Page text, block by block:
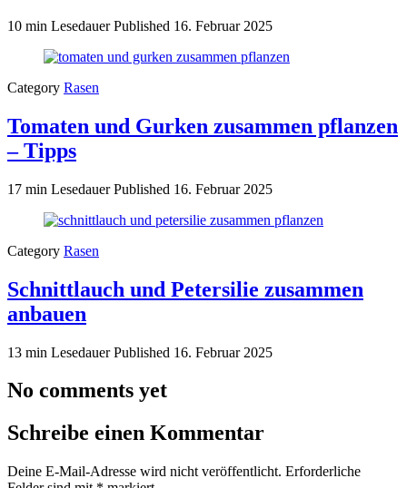
10 min LesedauerPublished 16. Februar 2025
Category Rasen
Tomaten und Gurken zusammen pflanzen
– Tipps
17 min LesedauerPublished 16. Februar 2025
Category Rasen
Schnittlauch und Petersilie zusammen
anbauen
13 min LesedauerPublished 16. Februar 2025
No comments yet
Schreibe einen Kommentar
Deine E-Mail-Adresse wird nicht veröffentlicht. Erforderliche